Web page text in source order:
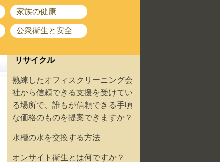
家族の健康
公衆衛生と安全
リサイクル
熟練したオフィスクリーニング会
社から信頼できる支援を受けてい
る場所で、誰もが信頼できる手頃
な価格のものを提案できますか？
水槽の水を交換する方法
オンサイト衛生とは何ですか？